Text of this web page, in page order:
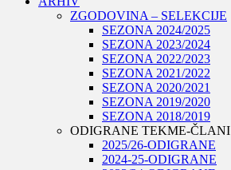
ZGODOVINA – SELEKCIJE
SEZONA 2024/2025
SEZONA 2023/2024
SEZONA 2022/2023
SEZONA 2021/2022
SEZONA 2020/2021
SEZONA 2019/2020
SEZONA 2018/2019
ODIGRANE TEKME-ČLANI
2025/26-ODIGRANE
2024-25-ODIGRANE